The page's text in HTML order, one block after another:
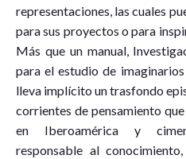
representaciones, las cuales
para sus proyectos o para
Más que un manual,
para el estudio de
lleva implícito un trasfondo
corrientes de pensamiento
en Iberoamérica y
responsable al